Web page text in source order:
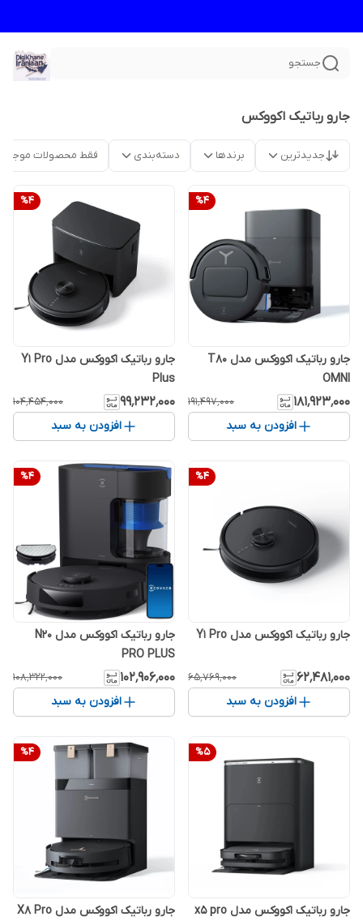
جستجو
جارو رباتیک اکووکس
جدیدترین برندها دسته‌بندی فقط محصولات موجود
%4
جارو رباتیک اکووکس مدل T80
OMNI
۱۸۱٬۹۲۳٬۰۰۰ ۱۹۱٬۴۹۷٬۰۰۰
افزودن به سبد
%4
جارو رباتیک اکووکس مدل Y1 Pro
Plus
۹۹٬۲۳۲٬۰۰۰ ۱۰۴٬۴۵۴٬۰۰۰
افزودن به سبد
%4
جارو رباتیک اکووکس مدل Y1 Pro
۶۲٬۴۸۱٬۰۰۰ ۶۵٬۷۶۹٬۰۰۰
افزودن به سبد
%4
جارو رباتیک اکووکس مدل N20
PRO PLUS
۱۰۲٬۹۰۶٬۰۰۰ ۱۰۸٬۳۲۲٬۰۰۰
افزودن به سبد
%5
جارو رباتیک اکووکس مدل x5 pro
%4
جارو رباتیک اکووکس مدل X8 Pro